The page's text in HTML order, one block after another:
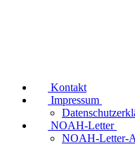
Kontakt
Impressum
NOAH-Letter
NOAH-Letter-